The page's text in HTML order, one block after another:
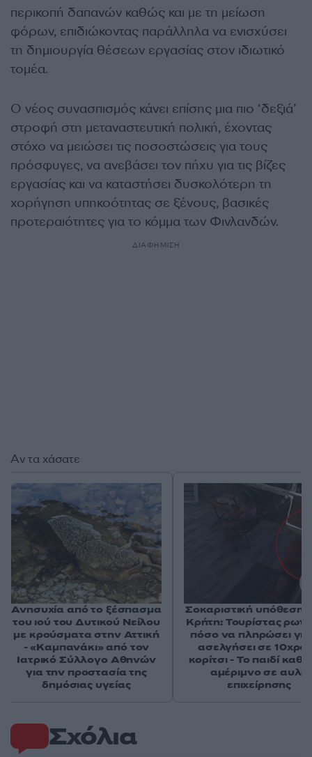
περικοπή δαπανών καθώς και με τη μείωση
φόρων, επιδιώκοντας παράλληλα να ενισχύσει
τη δημιουργία θέσεων εργασίας στον ιδιωτικό
τομέα.
Ο νέος συνασπισμός κάνει επίσης μια πιο ‘δεξιά’
στροφή στη μεταναστευτική πολική, έχοντας
στόχο να μειώσει τις ποσοστώσεις για τους
πρόσφυγες, να ανεβάσει τον πήχυ για τις βίζες
εργασίας και να καταστήσει δυσκολότερη τη
χορήγηση υπηκοότητας σε ξένους, βασικές
προτεραιότητες για το κόμμα των Φινλανδών.
ΔΙΑΦΗΜΙΣΗ
Σχόλια
Αν τα χάσατε
Ανησυχία από το ξέσπασμα
του ιού του Δυτικού Νείλου
με κρούσματα στην Αττική
- «Καμπανάκι» από τον
Ιατρικό Σύλλογο Αθηνών
για την προστασία της
δημόσιας υγείας
Σοκαριστική υπόθεση
Κρήτη: Τουρίστας
πόσο να πληρώσει
ασελγήσει σε
κορίτσι - Το παιδί
αμέριμνο σε αυλή
επιχείρησης